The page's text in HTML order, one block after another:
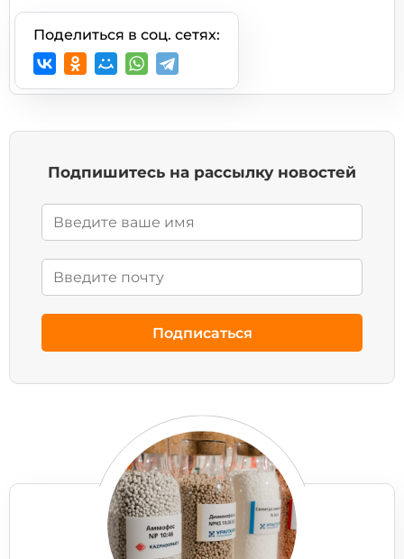
Поделиться в соц. сетях:
Подпишитесь на рассылку новостей
Подписаться